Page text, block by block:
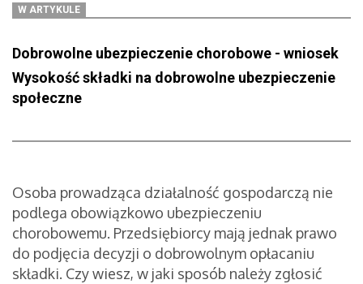
W ARTYKULE
Dobrowolne ubezpieczenie chorobowe - wniosek
Wysokość składki na dobrowolne ubezpieczenie
społeczne
Osoba prowadząca działalność gospodarczą nie
podlega obowiązkowo ubezpieczeniu
chorobowemu. Przedsiębiorcy mają jednak prawo
do podjęcia decyzji o dobrowolnym opłacaniu
składki. Czy wiesz, w jaki sposób należy zgłosić